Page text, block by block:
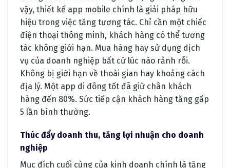
vậy, thiết kế app mobile chính là giải pháp hữu
hiệu trong việc tăng tương tác. Chỉ cần một chiếc
điện thoại thông minh, khách hàng có thể tương
tác không giới hạn. Mua hàng hay sử dụng dịch
vụ của doanh nghiệp bất cứ lúc nào rảnh rỗi.
Không bị giới hạn về thoài gian hay khoảng cách
địa lý. Một app di đông tốt đã giữ chân khách
hàng đến 80%. Sức tiếp cận khách hàng tăng gấp
5 lần bình thường.
Thúc đẩy doanh thu, tăng lợi nhuận cho doanh
nghiệp
Mục đích cuối cùng của kinh doanh chính là tăng